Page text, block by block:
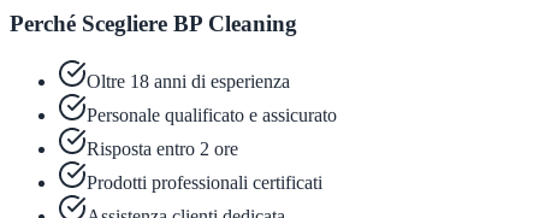
Perché Scegliere BP Cleaning
Oltre 18 anni di esperienza
Personale qualificato e assicurato
Risposta entro 2 ore
Prodotti professionali certificati